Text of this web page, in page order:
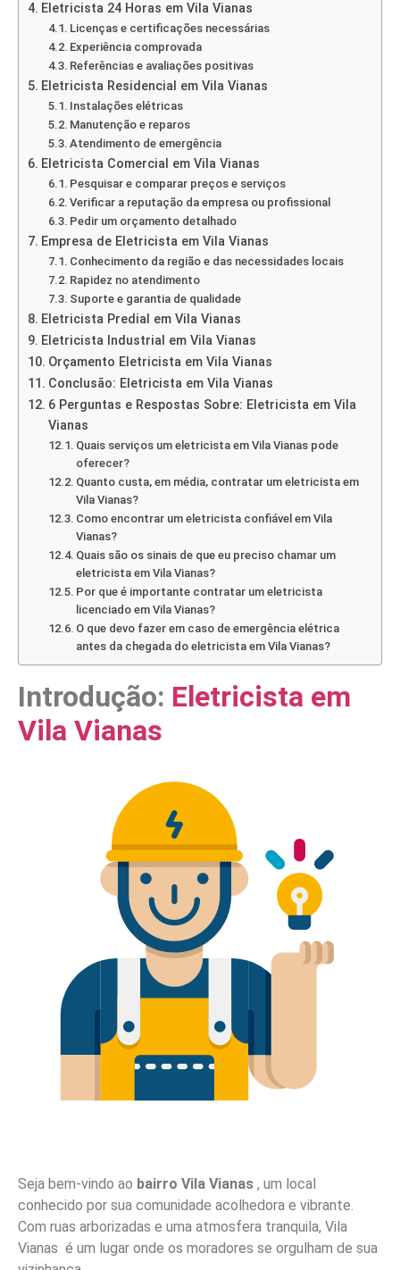
Eletricista 24 Horas em Vila Vianas
Licenças e certificações necessárias
Experiência comprovada
Referências e avaliações positivas
Eletricista Residencial em Vila Vianas
Instalações elétricas
Manutenção e reparos
Atendimento de emergência
Eletricista Comercial em Vila Vianas
Pesquisar e comparar preços e serviços
Verificar a reputação da empresa ou profissional
Pedir um orçamento detalhado
Empresa de Eletricista em Vila Vianas
Conhecimento da região e das necessidades locais
Rapidez no atendimento
Suporte e garantia de qualidade
Eletricista Predial em Vila Vianas
Eletricista Industrial em Vila Vianas
Orçamento Eletricista em Vila Vianas
Conclusão: Eletricista em Vila Vianas
6 Perguntas e Respostas Sobre: Eletricista em Vila
Vianas
Quais serviços um eletricista em Vila Vianas pode
oferecer?
Quanto custa, em média, contratar um eletricista em
Vila Vianas?
Como encontrar um eletricista confiável em Vila
Vianas?
Quais são os sinais de que eu preciso chamar um
eletricista em Vila Vianas?
Por que é importante contratar um eletricista
licenciado em Vila Vianas?
O que devo fazer em caso de emergência elétrica
antes da chegada do eletricista em Vila Vianas?
Introdução: Eletricista em
Vila Vianas
Seja bem-vindo ao bairro Vila Vianas , um local
conhecido por sua comunidade acolhedora e vibrante.
Com ruas arborizadas e uma atmosfera tranquila, Vila
Vianas é um lugar onde os moradores se orgulham de sua